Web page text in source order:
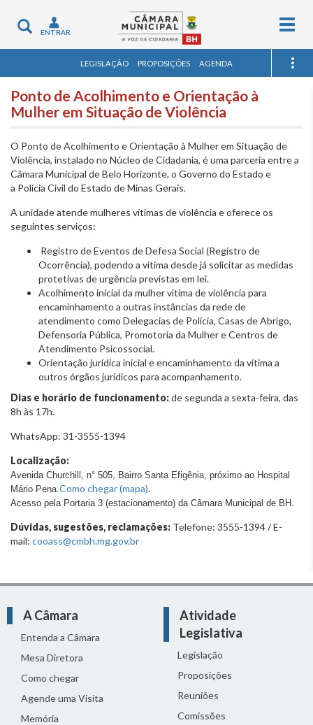
Toggle
navigation
ENTRAR
LEGISLAÇÃO PROPOSIÇÕES AGENDA
Ponto de Acolhimento e Orientação à
Mulher em Situação de Violência
O Ponto de Acolhimento e Orientação à Mulher em Situação de
Violência, instalado no Núcleo de Cidadania, é uma parceria entre a
Câmara Municipal de Belo Horizonte, o Governo do Estado e
a Polícia Civil do Estado de Minas Gerais.
A unidade atende mulheres vítimas de violência e oferece os
seguintes serviços:
Registro de Eventos de Defesa Social (Registro de
Ocorrência), podendo a vítima desde já solicitar as medidas
protetivas de urgência previstas em lei.
Acolhimento inicial da mulher vítima de violência para
encaminhamento a outras instâncias da rede de
atendimento como Delegacias de Polícia, Casas de Abrigo,
Defensoria Pública, Promotoria da Mulher e Centros de
Atendimento Psicossocial.
Orientação jurídica inicial e encaminhamento da vítima a
outros órgãos jurídicos para acompanhamento.
Dias e horário de funcionamento:de segunda a sexta-feira, das
8h às 17h.
WhatsApp: 31-3555-1394
Localização:
Avenida Churchill, n° 505, Bairro Santa Efigênia, próximo ao Hospital
Mário Pena.Como chegar (mapa).
Acesso pela Portaria 3 (estacionamento) da Câmara Municipal de BH.
Dúvidas, sugestões, reclamações: Telefone: 3555-1394 / E-
mail: cooass@cmbh.mg.gov.br
A Câmara
Entenda a Câmara
Mesa Diretora
Como chegar
Agende uma Visita
Memória
Atividade
Legislativa
Legislação
Proposições
Reuniões
Comissões